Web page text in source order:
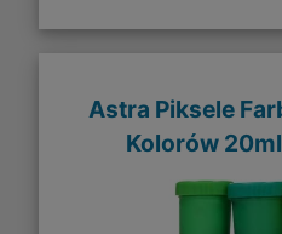
Astra Piksele
Kolorów